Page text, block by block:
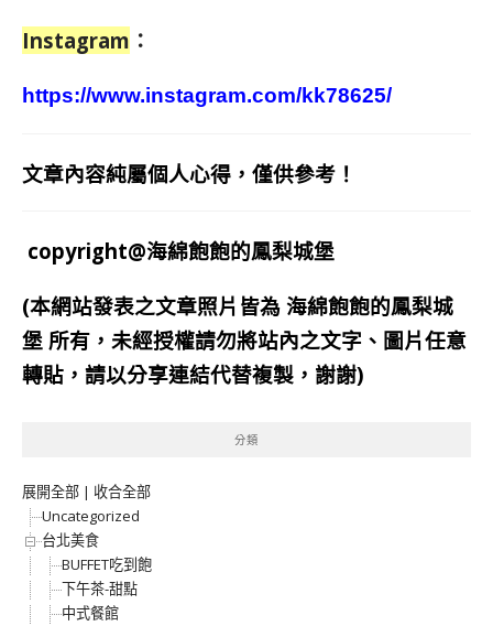
Instagram ：
https://www.instagram.com/kk78625/
文章內容純屬個人心得，僅供參考！
copyright@海綿飽飽的鳳梨城堡
(本網站發表之文章照片皆為 海綿飽飽的鳳梨城
堡 所有，未經授權請勿將站內之文字、圖片任意
轉貼，請以分享連結代替複製，謝謝)
分類
展開全部 | 收合全部
Uncategorized
台北美食
BUFFET吃到飽
下午茶-甜點
中式餐館